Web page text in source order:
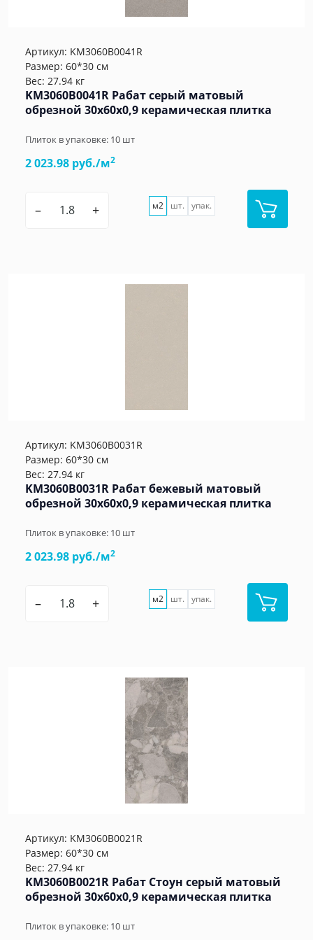
Артикул: KM3060B0041R
Размер: 60*30 см
Вес: 27.94 кг
KM3060B0041R Рабат серый матовый
обрезной 30x60x0,9 керамическая плитка
Плиток в упаковке: 10 шт
2 023.98 руб./м2
– + м2 шт. упак.
Артикул: KM3060B0031R
Размер: 60*30 см
Вес: 27.94 кг
KM3060B0031R Рабат бежевый матовый
обрезной 30x60x0,9 керамическая плитка
Плиток в упаковке: 10 шт
2 023.98 руб./м2
– + м2 шт. упак.
Артикул: KM3060B0021R
Размер: 60*30 см
Вес: 27.94 кг
KM3060B0021R Рабат Стоун серый матовый
обрезной 30x60x0,9 керамическая плитка
Плиток в упаковке: 10 шт